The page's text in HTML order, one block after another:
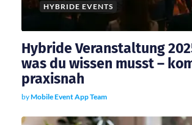
HYBRIDE EVENTS
Hybride Veranstaltung
was du wissen musst –
praxisnah
byMobile Event App Team